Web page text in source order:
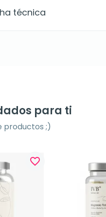
técnica
para ti
productos ;)
favorite_border